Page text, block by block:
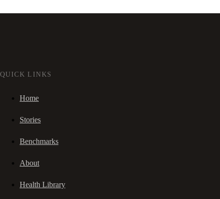
QUICK LINKS
Home
Stories
Benchmarks
About
Health Library